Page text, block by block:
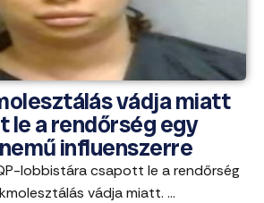
vádja miatt
le a rendőrség egy
influenszerre
lobbistára csapott le a rendőrség
vádja miatt. ...